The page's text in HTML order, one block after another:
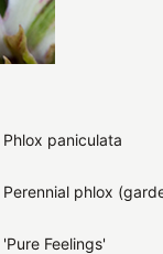
Phlox paniculata
Perennial phlox
'Pure Feelings'